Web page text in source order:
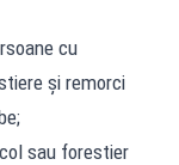
cu
şi remorci
sau forestier